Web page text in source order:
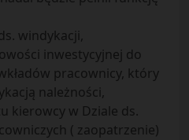
windykacji,
inwestycyjnej do
pracownicy, który
należności,
kierowcy w Dziale ds.
( zaopatrzenie)